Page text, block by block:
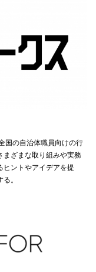
国の自治体職員向けの行
まざまな取り組みや実務
ヒントやアイデアを提
。